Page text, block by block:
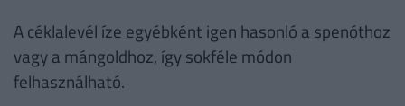
A céklalevél íze egyébként igen hasonló a spenóthoz
vagy a mángoldhoz, így sokféle módon
felhasználható.